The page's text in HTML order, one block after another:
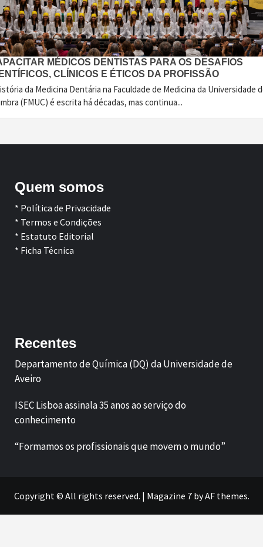
MÉDICOS DENTISTAS PARA OS DESAFIOS
CLÍNICOS E ÉTICOS DA PROFISSÃO
da Medicina Dentária na Faculdade de Medicina da Universidade
(FMUC) é escrita há décadas, mas continua...
Quem somos
* Política de Privacidade
* Termos e Condições
* Estatuto Editorial
* Ficha Técnica
Recentes
Departamento de Química (DQ) da Universidade de
Aveiro
ISEC Lisboa assinala 35 anos ao serviço do
conhecimento
“Formamos os profissionais que movem o mundo”
Copyright © All rights reserved. | Magazine 7by AF themes.